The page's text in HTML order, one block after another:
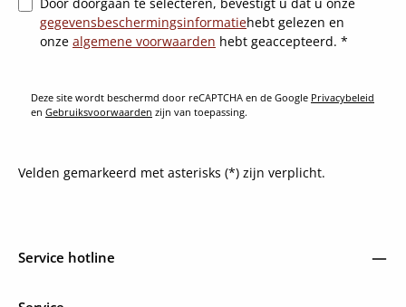
gegevensbeschermingsinformatiehebt gelezen en
onze algemene voorwaarden hebt geaccepteerd. *
Deze site wordt beschermd door reCAPTCHA en de Google Privacybeleid
en Gebruiksvoorwaarden zijn van toepassing.
Velden gemarkeerd met asterisks (*) zijn verplicht.
Service hotline